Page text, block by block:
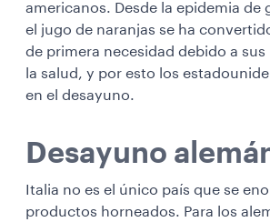
americanos. Desde la epidemia de
el jugo de naranjas se ha
de primera necesidad debido a
la salud, y por esto los
en el desayuno.
Desayuno
Italia no es el único país que se
productos horneados. Para los